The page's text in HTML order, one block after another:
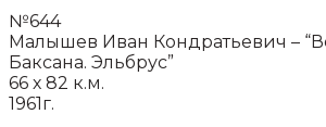
№644
Малышев Иван Кондратьевич –
Баксана. Эльбрус”
66 х 82 к.м.
1961г.